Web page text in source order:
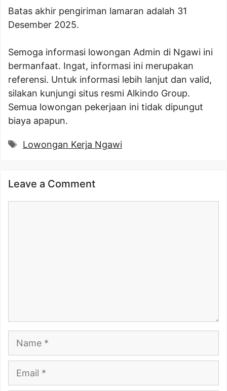
Batas akhir pengiriman lamaran adalah 31
Desember 2025.
Semoga informasi lowongan Admin di Ngawi ini
bermanfaat. Ingat, informasi ini merupakan
referensi. Untuk informasi lebih lanjut dan valid,
silakan kunjungi situs resmi Alkindo Group.
Semua lowongan pekerjaan ini tidak dipungut
biaya apapun.
Tags
Lowongan Kerja Ngawi
Leave a Comment